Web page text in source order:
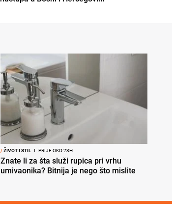
/ŽIVOT I STIL I PRIJE OKO 23H
Znate li za šta služi rupica pri vrhu
umivaonika? Bitnija je nego što mislite